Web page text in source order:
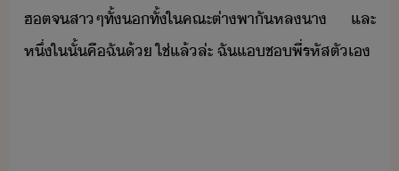
ฮต​จ​สา​ๆ​ทั้​​ทั้​ใ​คณะ​ต่า​พาั​หล​า​ ​และ​
หึ่​ใ​ั้​คื​ฉั​้​ ​ใช่​แล้​ล่ะ​ ​ฉั​แ​ช​พี่​รหัส​ตัเ